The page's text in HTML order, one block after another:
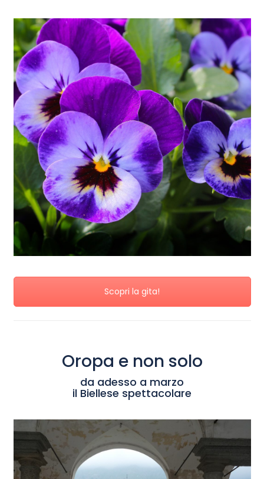
Scopri la gita!
Oropa e non solo
da adesso a marzo
il Biellese spettacolare